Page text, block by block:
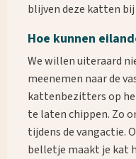
Waar ben je naar op
blijven deze katten
Hoe kunnen
We willen uiteraard
meenemen naar de
kattenbezitters op
te laten chippen. Zo
tijdens de vangactie.
belletje maakt je kat